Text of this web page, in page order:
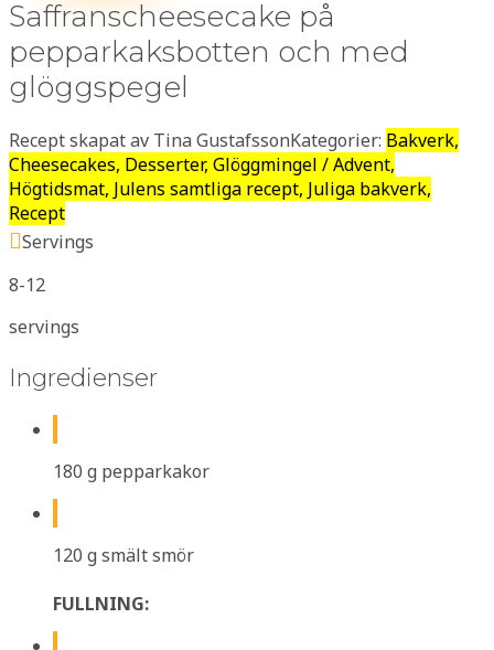
Saffranscheesecake på
pepparkaksbotten och med
glöggspegel
Recept skapat av Tina GustafssonKategorier: Bakverk,
Cheesecakes, Desserter, Glöggmingel / Advent,
Högtidsmat, Julens samtliga recept, Juliga bakverk,
Recept
Servings
8-12
servings
Ingredienser
180 g pepparkakor
120 g smält smör
FULLNING: